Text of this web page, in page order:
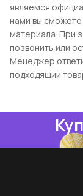
являемся
нами вы
материала. При
позвонить или
Менеджер
подходящий